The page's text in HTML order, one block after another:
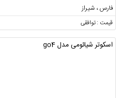
فارس ، شیراز
قیمت : توافقی
اسکوتر شیائومی مدل go4